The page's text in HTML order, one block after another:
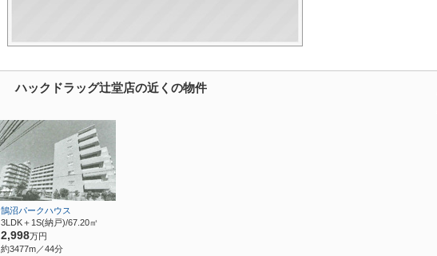
ハックドラッグ辻堂店の近くの物件
鵠沼パークハウス
3LDK＋1S(納戸)/67.20㎡
2,998万円
約3477m／44分